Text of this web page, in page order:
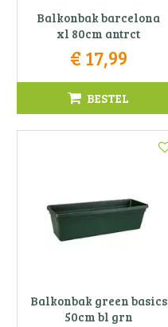
Balkonbak barcelona
xl 80cm antrct
€ 17,99
BESTEL
Balkonbak green basics
50cm bl grn